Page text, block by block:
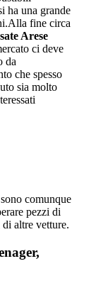
ha una grande
fine circa
Arese
ci deve
da
che spesso
sia molto
comunque
pezzi di
altre vetture.